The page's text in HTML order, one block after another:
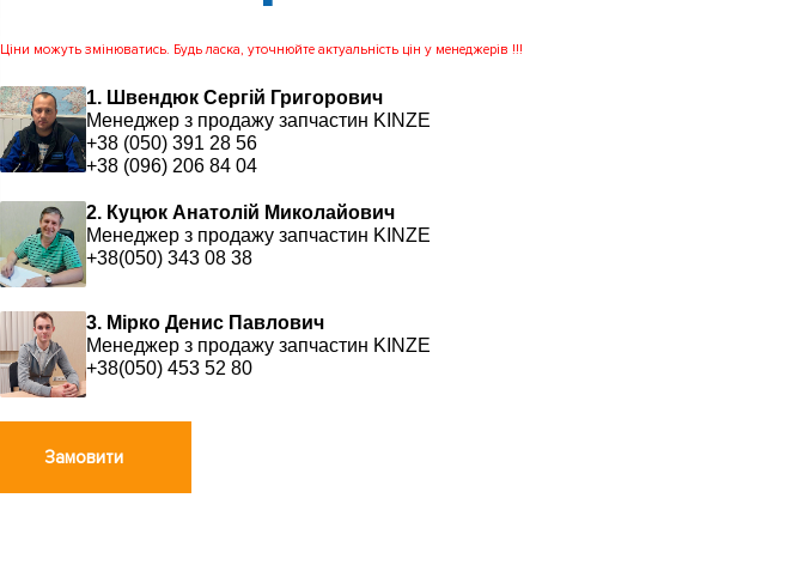
Ціни можуть змінюватись. Будь ласка, уточнюйте актуальність цін у менеджерів !!!
1. Швендюк Сергій Григорович
Менеджер з продажу запчастин KINZE
+38 (050) 391 28 56
+38 (096) 206 84 04
2. Куцюк Анатолій Миколайович
Менеджер з продажу запчастин KINZE
+38(050) 343 08 38
3. Мірко Денис Павлович
Менеджер з продажу запчастин KINZE
+38(050) 453 52 80
Замовити